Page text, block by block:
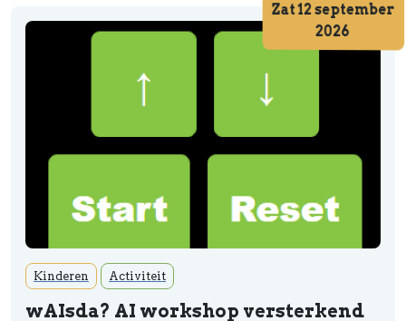
Kinderen Activiteit
wAIsda? AI workshop versterkend
Zat 12 september
2026